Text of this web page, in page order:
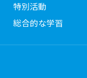
特別活動
総合的な学習